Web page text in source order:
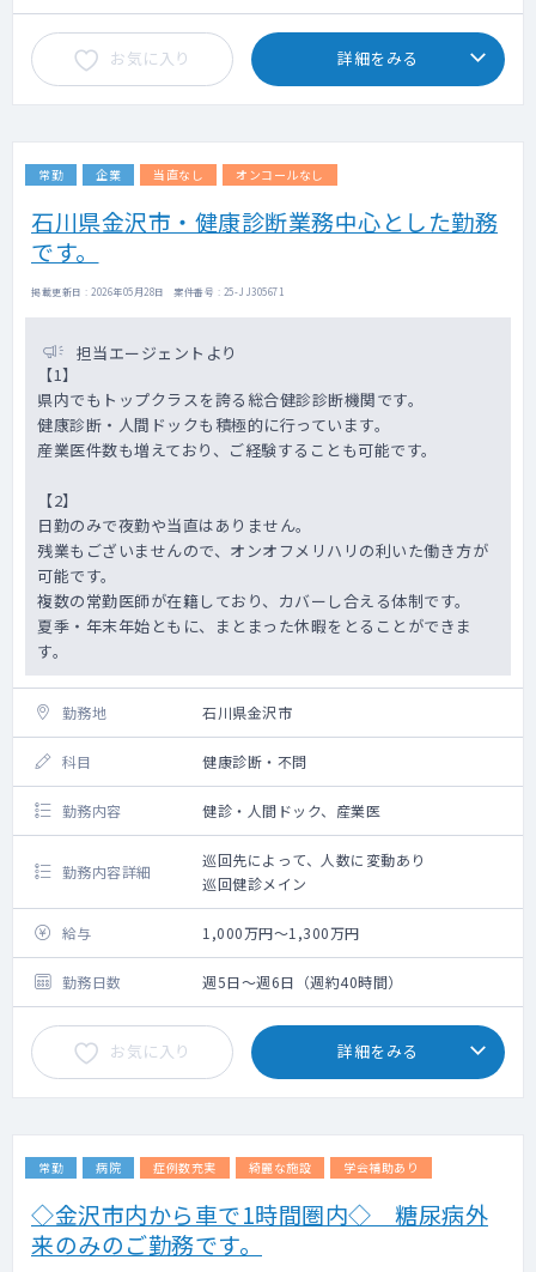
お気に入り 詳細をみる
常勤 企業 当直なし オンコールなし
石川県金沢市・健康診断業務中心とした勤務
です。
掲載更新日 : 2026年05月28日 案件番号 : 25-JJ305671
担当エージェントより
【1】
県内でもトップクラスを誇る総合健診診断機関です。
健康診断・人間ドックも積極的に行っています。
産業医件数も増えており、ご経験することも可能です。
【2】
日勤のみで夜勤や当直はありません。
残業もございませんので、オンオフメリハリの利いた働き方が
可能です。
複数の常勤医師が在籍しており、カバーし合える体制です。
夏季・年末年始ともに、まとまった休暇をとることができま
す。
勤務地 石川県金沢市
科目 健康診断・不問
勤務内容 健診・人間ドック、産業医
勤務内容詳細
巡回先によって、人数に変動あり
巡回健診メイン
給与 1,000万円～1,300万円
勤務日数 週5日～週6日（週約40時間）
お気に入り 詳細をみる
常勤 病院 症例数充実 綺麗な施設 学会補助あり
◇金沢市内から車で1時間圏内◇ 糖尿病外
来のみのご勤務です。